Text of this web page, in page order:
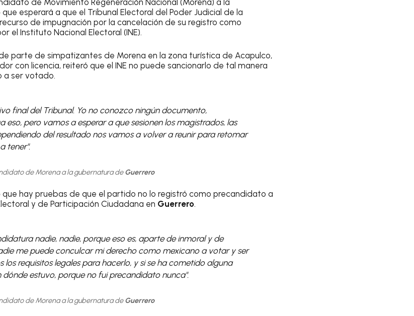
de Movimiento Regeneración Nacional (Morena) a la
que esperará a que el Tribunal Electoral del Poder Judicial de la
de impugnación por la cancelación de su registro como
el Instituto Nacional Electoral (INE).
parte de simpatizantes de Morena en la zona turística de Acapulco,
con licencia, reiteró que el INE no puede sancionarlo de tal manera
a ser votado.
final del Tribunal. Yo no conozco ningún documento,
eso, pero vamos a esperar a que sesionen los magistrados, las
del resultado nos vamos a volver a reunir para retomar
tener".
de Morena a la gubernatura deGuerrero
que hay pruebas de que el partido no lo registró como precandidato a
y de Participación Ciudadana en Guerrero.
nadie, nadie, porque eso es, aparte de inmoral y de
me puede conculcar mi derecho como mexicano a votar y ser
requisitos legales para hacerlo, y si se ha cometido alguna
estuvo, porque no fui precandidato nunca".
de Morena a la gubernatura deGuerrero